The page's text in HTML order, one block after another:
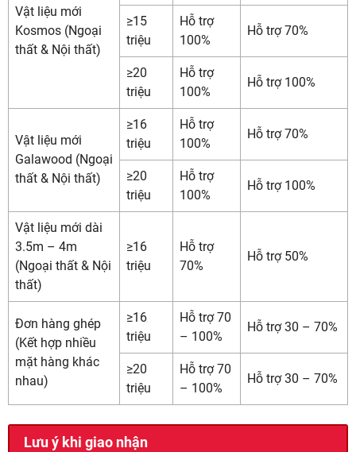
Vật liệu mới
Kosmos (Ngoại
thất & Nội thất)
≥15
triệu
Hỗ trợ
100%
Hỗ trợ 70%
≥20
triệu
Hỗ trợ
100%
Hỗ trợ 100%
Vật liệu mới
Galawood (Ngoại
thất & Nội thất)
≥16
triệu
Hỗ trợ
100%
Hỗ trợ 70%
≥20
triệu
Hỗ trợ
100%
Hỗ trợ 100%
Vật liệu mới dài
3.5m – 4m
(Ngoại thất & Nội
thất)
≥16
triệu
Hỗ trợ
70%
Hỗ trợ 50%
Đơn hàng ghép
(Kết hợp nhiều
mặt hàng khác
nhau)
≥16
triệu
Hỗ trợ 70
– 100%
Hỗ trợ 30 – 70%
≥20
triệu
Hỗ trợ 70
– 100%
Hỗ trợ 30 – 70%
Lưu ý khi giao nhận